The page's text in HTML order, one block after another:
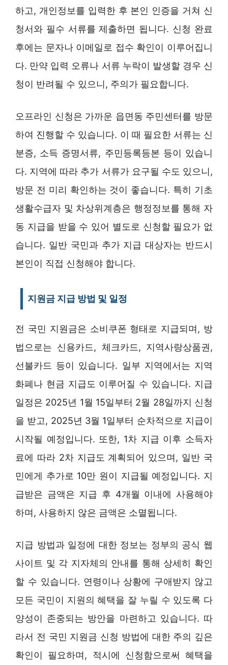
하고, 개인정보를 입력한 후 본인 인증을 거쳐 신
청서와 필수 서류를 제출하면 됩니다. 신청 완료
후에는 문자나 이메일로 접수 확인이 이루어집니
다. 만약 입력 오류나 서류 누락이 발생할 경우 신
청이 반려될 수 있으니, 주의가 필요합니다.
오프라인 신청은 가까운 읍면동 주민센터를 방문
하여 진행할 수 있습니다. 이 때 필요한 서류는 신
분증, 소득 증명서류, 주민등록등본 등이 있습니
다. 지역에 따라 추가 서류가 요구될 수도 있으니,
방문 전 미리 확인하는 것이 좋습니다. 특히 기초
생활수급자 및 차상위계층은 행정정보를 통해 자
동 지급을 받을 수 있어 별도로 신청할 필요가 없
습니다. 일반 국민과 추가 지급 대상자는 반드시
본인이 직접 신청해야 합니다.
지원금 지급 방법 및 일정
전 국민 지원금은 소비쿠폰 형태로 지급되며, 방
법으로는 신용카드, 체크카드, 지역사랑상품권,
선불카드 등이 있습니다. 일부 지역에서는 지역
화폐나 현금 지급도 이루어질 수 있습니다. 지급
일정은 2025년 1월 15일부터 2월 28일까지 신청
을 받고, 2025년 3월 1일부터 순차적으로 지급이
시작될 예정입니다. 또한, 1차 지급 이후 소득자
료에 따라 2차 지급도 계획되어 있으며, 일반 국
민에게 추가로 10만 원이 지급될 예정입니다. 지
급받은 금액은 지급 후 4개월 이내에 사용해야
하며, 사용하지 않은 금액은 소멸됩니다.
지급 방법과 일정에 대한 정보는 정부의 공식 웹
사이트 및 각 지자체의 안내를 통해 상세히 확인
할 수 있습니다. 연령이나 상황에 구애받지 않고
모든 국민이 지원의 혜택을 잘 누릴 수 있도록 다
양성이 존중되는 방안을 마련하고 있습니다. 따
라서 전 국민 지원금 신청 방법에 대한 주의 깊은
확인이 필요하며, 적시에 신청함으로써 혜택을